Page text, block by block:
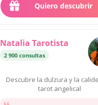
Quiero descubrir
Natalia Tarotista
2 900 consultas
Descubre la dulzura y la
tarot angelical